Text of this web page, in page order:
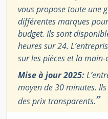
vous propose toute une
différentes marques
budget. Ils sont
heures sur 24.
sur les pièces et la main-
Mise à jour 2025:
moyen de 30 minutes.
des prix transparents.”